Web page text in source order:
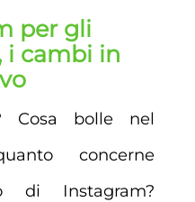
per gli
i cambi in
Cosa bolle nel
concerne
di Instagram?